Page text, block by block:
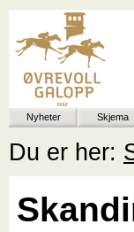
Nyheter Skjema
Du er her: